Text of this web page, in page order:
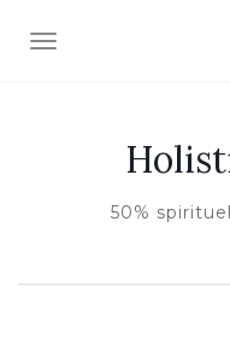
AFFICHER/
50%